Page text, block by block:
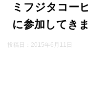
ミフジタコー
に参加してき
投稿日： 2015年6月11日